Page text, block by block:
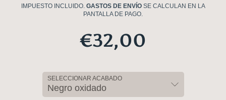
IMPUESTO INCLUIDO. GASTOS DE ENVÍOSE CALCULAN EN LA
PANTALLA DE PAGO.
Precio
€32,00
SELECCIONAR ACABADO